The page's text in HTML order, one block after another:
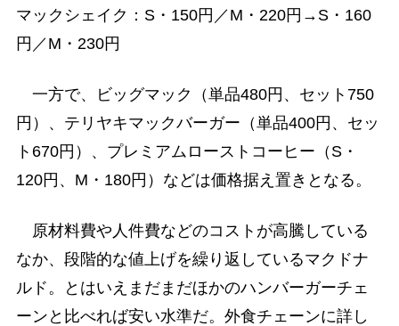
マックシェイク：S・150円／M・220円→S・160
円／M・230円
一方で、ビッグマック（単品480円、セット750
円）、テリヤキマックバーガー（単品400円、セッ
ト670円）、プレミアムローストコーヒー（S・
120円、M・180円）などは価格据え置きとなる。
原材料費や人件費などのコストが高騰している
なか、段階的な値上げを繰り返しているマクドナ
ルド。とはいえまだまだほかのハンバーガーチェ
ーンと比べれば安い水準だ。外食チェーンに詳し